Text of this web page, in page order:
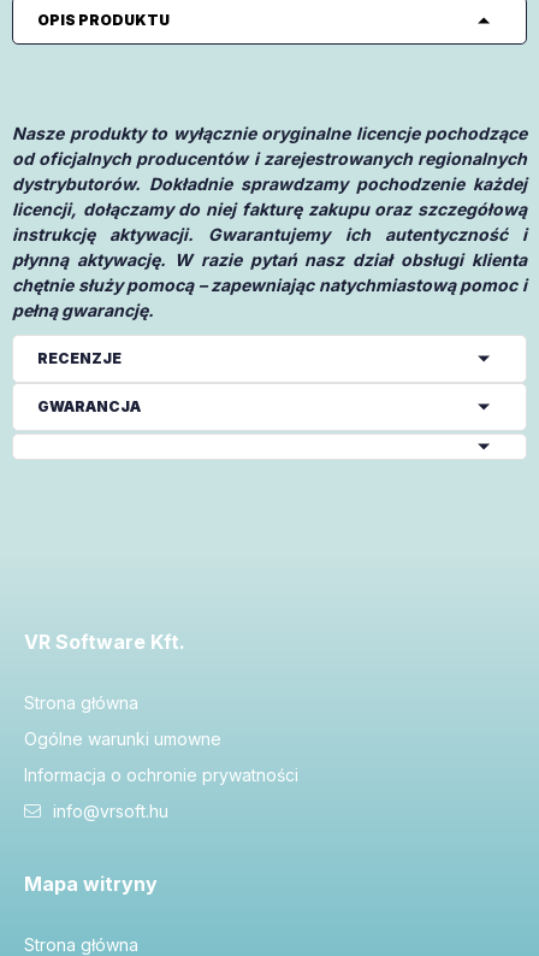
OPIS PRODUKTU
Nasze produkty to wyłącznie oryginalne licencje pochodzące
od oficjalnych producentów i zarejestrowanych regionalnych
dystrybutorów. Dokładnie sprawdzamy pochodzenie każdej
licencji, dołączamy do niej fakturę zakupu oraz szczegółową
instrukcję aktywacji. Gwarantujemy ich autentyczność i
płynną aktywację. W razie pytań nasz dział obsługi klienta
chętnie służy pomocą – zapewniając natychmiastową pomoc i
pełną gwarancję.
RECENZJE
GWARANCJA
VR Software Kft.
Strona główna
Ogólne warunki umowne
Informacja o ochronie prywatności
info@vrsoft.hu
Mapa witryny
Strona główna